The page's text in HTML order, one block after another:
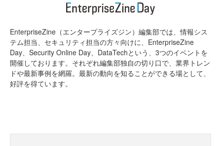
EnterpriseZine（エンタープライズジン）編集部では、情報シス
テム担当、セキュリティ担当の方々向けに、EnterpriseZine
Day、Security Online Day、DataTechという、3つのイベントを
開催しております。それぞれ編集部独自の切り口で、業界トレン
ドや最新事例を網羅。最新の動向を知ることができる場として、
好評を得ています。